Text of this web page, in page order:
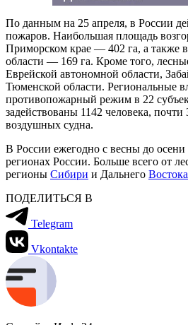
По данным на 25 апреля, в России
пожаров. Наибольшая площадь
Приморском крае — 402 га, а также
области — 169 га. Кроме того,
Еврейской автономной области,
Тюменской области. Региональные
противопожарный режим в 22
задействованы 1142 человека,
воздушных судна.
В России ежегодно с весны до осени
регионах России. Больше всего от
регионы Сибири и Дальнего Востока
ПОДЕЛИТЬСЯ В
Telegram
Vkontakte